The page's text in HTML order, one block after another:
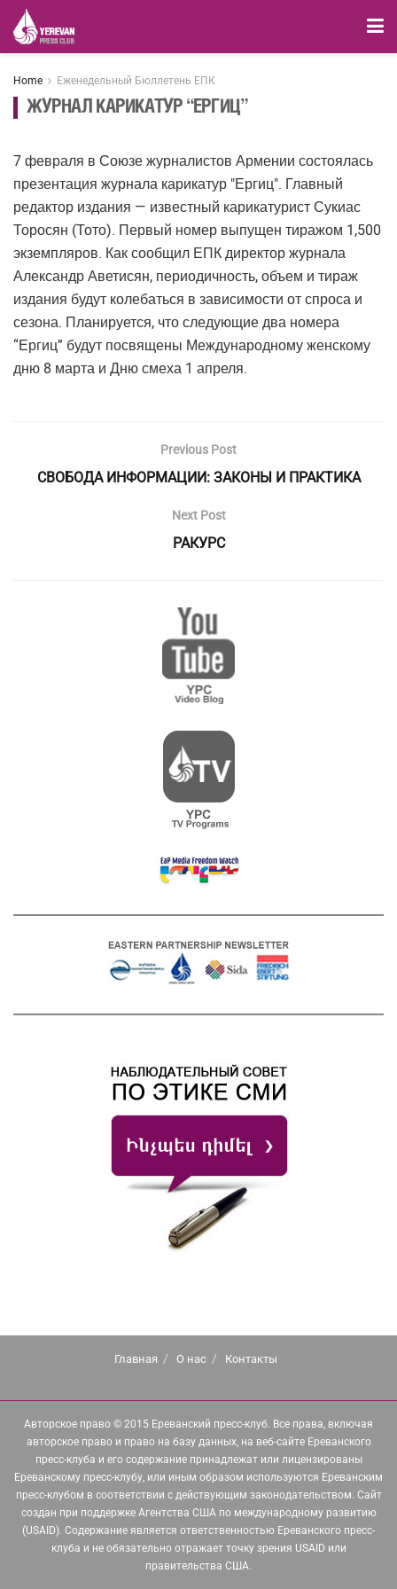
Home Еженедельный Бюллетень ЕПК
ЖУРНАЛ КАРИКАТУР “ЕРГИЦ”
7 февраля в Союзе журналистов Армении состоялась
презентация журнала карикатур "Ергиц". Главный
редактор издания — известный карикатурист Сукиас
Торосян (Тото). Первый номер выпущен тиражом 1,500
экземпляров. Как сообщил ЕПК директор журнала
Александр Аветисян, периодичность, объем и тираж
издания будут колебаться в зависимости от спроса и
сезона. Планируется, что следующие два номера
“Ергиц” будут посвящены Международному женскому
дню 8 марта и Дню смеха 1 апреля.
Previous Post
СВОБОДА ИНФОРМАЦИИ: ЗАКОНЫ И ПРАКТИКА
Next Post
РАКУРС
Главная О нас Контакты
Авторское право © 2015 Ереванский пресс-клуб. Все права, включая
авторское право и право на базу данных, на веб-сайте Ереванского
пресс-клуба и его содержание принадлежат или лицензированы
Ереванскому пресс-клубу, или иным образом используются Ереванским
пресс-клубом в соответствии с действующим законодательством. Сайт
создан при поддержке Агентства США по международному развитию
(USAID). Содержание является ответственностью Ереванского пресс-
клуба и не обязательно отражает точку зрения USAID или
правительства США.